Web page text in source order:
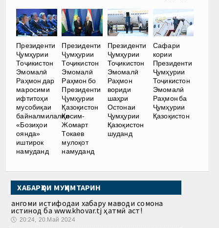
Президенти
Ҷумҳурии
Тоҷикистон
Эмомалӣ
Раҳмон дар
маросими
ифтитоҳи
мусобиқаи
байналмилалии
«Бозиҳои
оянда»
иштирок
намуданд
Президенти
Ҷумҳурии
Тоҷикистон
Эмомалӣ
Раҳмон бо
Президенти
Ҷумҳурии
Қазоқистон
Қосим-
Жомарт
Токаев
мулоқот
намуданд
Президенти
Ҷумҳурии
Тоҷикистон
Эмомалӣ
Раҳмон
вориди
шаҳри
Остонаи
Ҷумҳурии
Қазоқистон
шуданд
Сафари
кории
Президенти
Ҷумҳурии
Тоҷикистон
Эмомалӣ
Раҳмон ба
Ҷумҳурии
Қазоқистон
ХАБАРҲОИ МУҲИМТАРИН
Ҳангоми истифодаи хабару маводи сомона
истинод ба www.khovar.tj ҳатмӣ аст!
🕔 20:24, 20.Май 2024